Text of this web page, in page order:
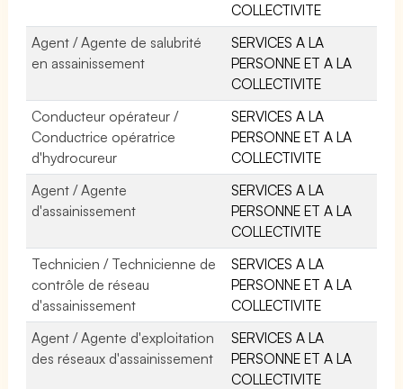
COLLECTIVITE
Agent / Agente de salubrité
en assainissement
SERVICES A LA
PERSONNE ET A LA
COLLECTIVITE
Conducteur opérateur /
Conductrice opératrice
d'hydrocureur
SERVICES A LA
PERSONNE ET A LA
COLLECTIVITE
Agent / Agente
d'assainissement
SERVICES A LA
PERSONNE ET A LA
COLLECTIVITE
Technicien / Technicienne de
contrôle de réseau
d'assainissement
SERVICES A LA
PERSONNE ET A LA
COLLECTIVITE
Agent / Agente d'exploitation
des réseaux d'assainissement
SERVICES A LA
PERSONNE ET A LA
COLLECTIVITE